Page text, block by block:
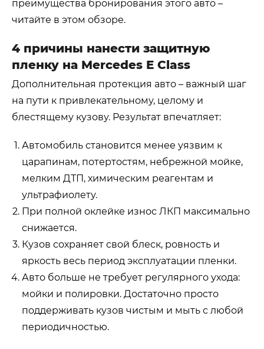
преимущества бронирования этого авто –
читайте в этом обзоре.
4 причины нанести защитную
пленку на Mercedes E Class
Дополнительная протекция авто – важный шаг
на пути к привлекательному, целому и
блестящему кузову. Результат впечатляет:
Автомобиль становится менее уязвим к
царапинам, потертостям, небрежной мойке,
мелким ДТП, химическим реагентам и
ультрафиолету.
При полной оклейке износ ЛКП максимально
снижается.
Кузов сохраняет свой блеск, ровность и
яркость весь период эксплуатации пленки.
Авто больше не требует регулярного ухода:
мойки и полировки. Достаточно просто
поддерживать кузов чистым и мыть с любой
периодичностью.